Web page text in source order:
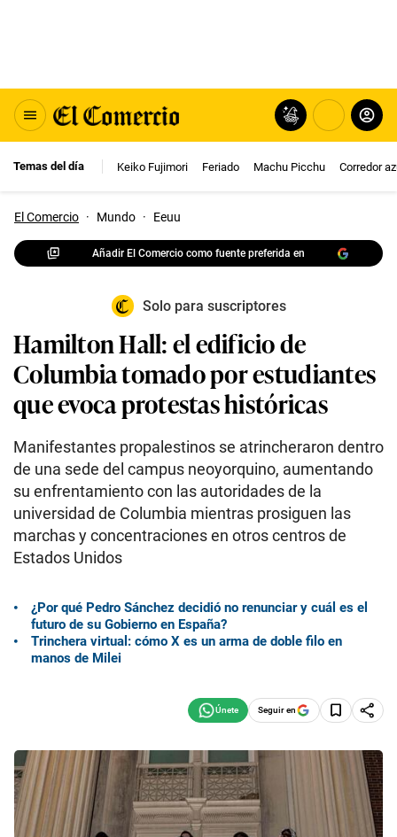
Temas del día Keiko Fujimori Feriado Machu Picchu Corredor
El Comercio · Mundo · Eeuu
Añadir El Comercio como fuente preferida en
Solo para suscriptores
Hamilton Hall: el edificio de
Columbia tomado por estudiantes
que evoca protestas históricas
Manifestantes propalestinos se atrincheraron dentro
de una sede del campus neoyorquino, aumentando
su enfrentamiento con las autoridades de la
universidad de Columbia mientras prosiguen las
marchas y concentraciones en otros centros de
Estados Unidos
¿Por qué Pedro Sánchez decidió no renunciar y cuál es el
futuro de su Gobierno en España?
Trinchera virtual: cómo X es un arma de doble filo en
manos de Milei
Seguir en